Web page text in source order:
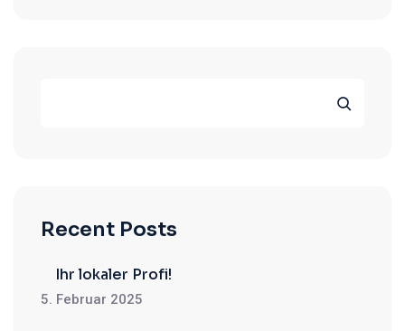
Recent Posts
Ihr lokaler Profi!
5. Februar 2025